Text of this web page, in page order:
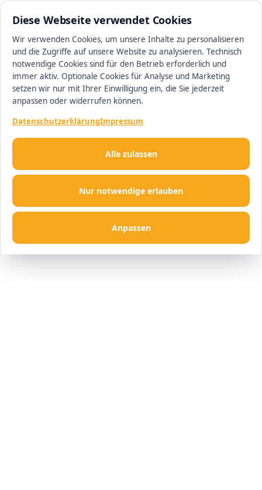
Diese Webseite verwendet Cookies
Wir verwenden Cookies, um unsere Inhalte zu personalisieren
und die Zugriffe auf unsere Website zu analysieren. Technisch
notwendige Cookies sind für den Betrieb erforderlich und
immer aktiv. Optionale Cookies für Analyse und Marketing
setzen wir nur mit Ihrer Einwilligung ein, die Sie jederzeit
anpassen oder widerrufen können.
DatenschutzerklärungImpressum
Nur notwendige erlauben
Anpassen
Alle zulassen